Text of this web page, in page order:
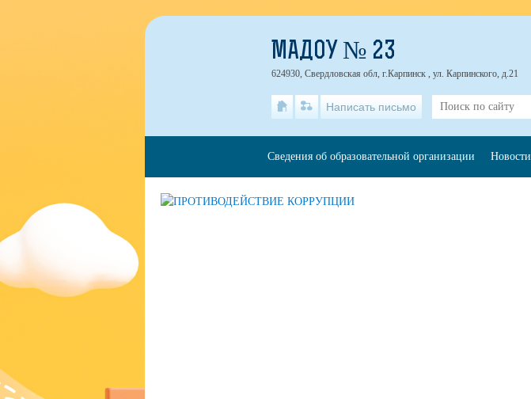
МАДОУ № 23
624930, Свердловская обл, г.Карпинск , ул. Карпинского, д.21
Написать письмо
Сведения об образовательной организации Новости